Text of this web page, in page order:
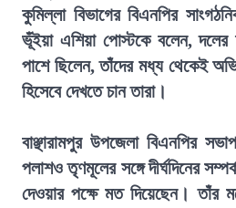
কুমিল্লা বিভাগের বিএনপির
ভূঁইয়া এশিয়া পোস্টকে বলেন, দলের
পাশে ছিলেন, তাঁদের মধ্য থেকেই
হিসেবে দেখতে চান তারা।
বাঞ্ছারামপুর উপজেলা বিএনপির
পলাশও তৃণমূলের সঙ্গে দীর্ঘদিনের
দেওয়ার পক্ষে মত দিয়েছেন। তাঁর